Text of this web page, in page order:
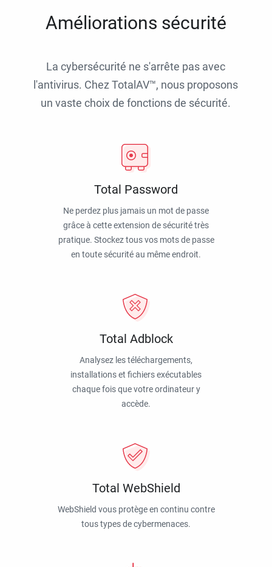
Améliorations sécurité
La cybersécurité ne s'arrête pas avec
l'antivirus. Chez TotalAV™, nous proposons
un vaste choix de fonctions de sécurité.
Total Password
Ne perdez plus jamais un mot de passe
grâce à cette extension de sécurité très
pratique. Stockez tous vos mots de passe
en toute sécurité au même endroit.
Total Adblock
Analysez les téléchargements,
installations et fichiers exécutables
chaque fois que votre ordinateur y
accède.
Total WebShield
WebShield vous protège en continu contre
tous types de cybermenaces.